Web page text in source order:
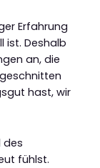
Erfahrung
ist. Deshalb
an, die
hast, wir
des
fühlst.